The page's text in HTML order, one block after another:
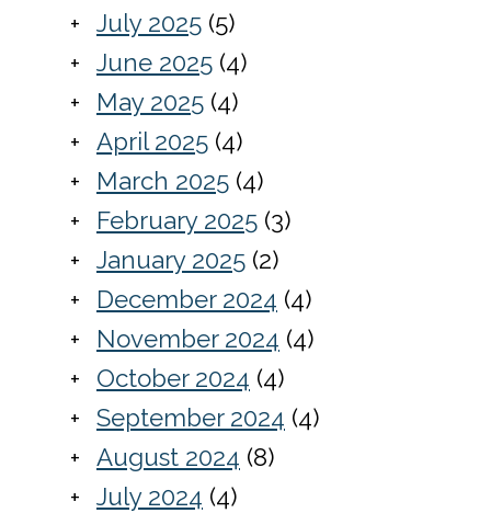
July 2025 (5)
June 2025 (4)
May 2025 (4)
April 2025 (4)
March 2025 (4)
February 2025 (3)
January 2025 (2)
December 2024 (4)
November 2024 (4)
October 2024 (4)
September 2024 (4)
August 2024 (8)
July 2024 (4)